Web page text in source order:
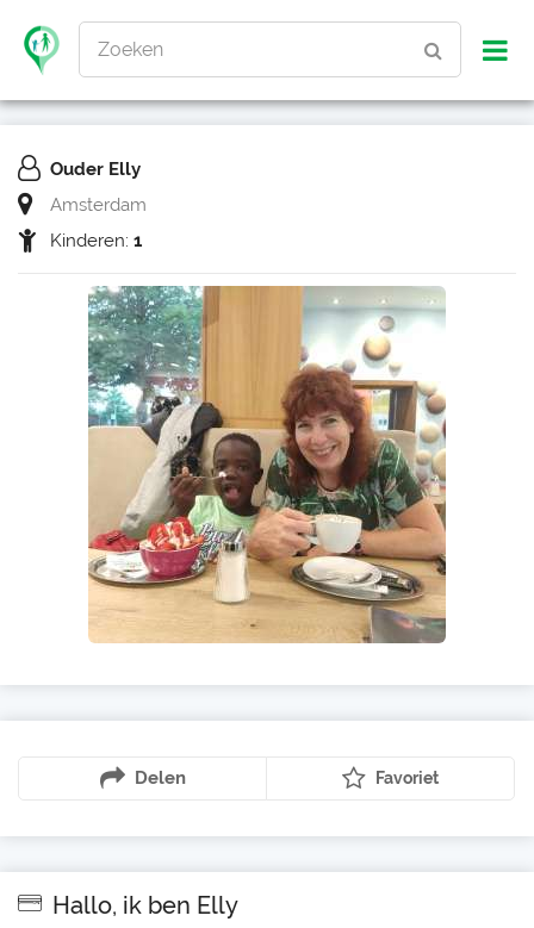
Zoeken
Ouder Elly
Amsterdam
Kinderen: 1
Delen Favoriet
Hallo, ik ben Elly